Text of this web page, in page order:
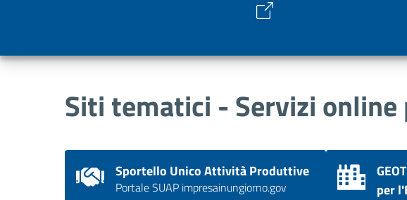
Siti tematici - Servizi
Sportello Unico Attività Produttive
Portale SUAP impresainungiorno.gov
per